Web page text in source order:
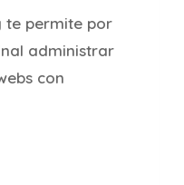
te permite por
administrar
con